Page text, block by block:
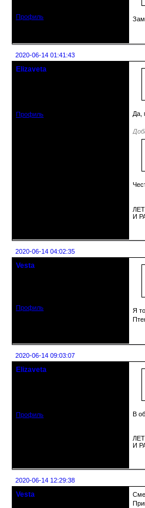
Профиль
2020-06-14 01:41:43
Elizaveta
Профиль
Да,
И
2020-06-14 04:02:35
Vesta
Профиль
Я
2020-06-14 09:03:07
Elizaveta
Профиль
В
И
2020-06-14 12:29:38
Vesta